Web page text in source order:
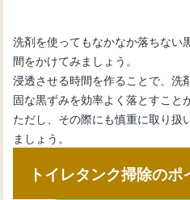
洗剤を使ってもなかなか落ちない
間をかけてみましょう。
浸透させる時間を作ることで、洗
固な黒ずみを効率よく落とすこと
ただし、その際にも慎重に取り扱
ましょう。
トイレタンク掃除の